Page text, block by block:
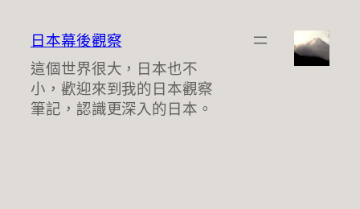
日本幕後觀察
這個世界很大，日本也不
小，歡迎來到我的日本觀察
筆記，認識更深入的日本。